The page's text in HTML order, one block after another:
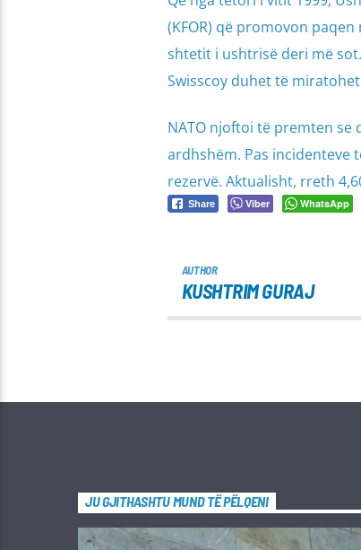
(KFOR) që promovon
shtetit i ushtrisë deri më
Swisscoy duhet të
NATO njoftoi të premten se
ardhshëm. Pas incidenteve
rezervë. Aktualisht, rreth
Share Viber WhatsApp
AUTHOR
KUSHTRIM GURAJ
JU GJITHASHTU MUND TË PËLQENI